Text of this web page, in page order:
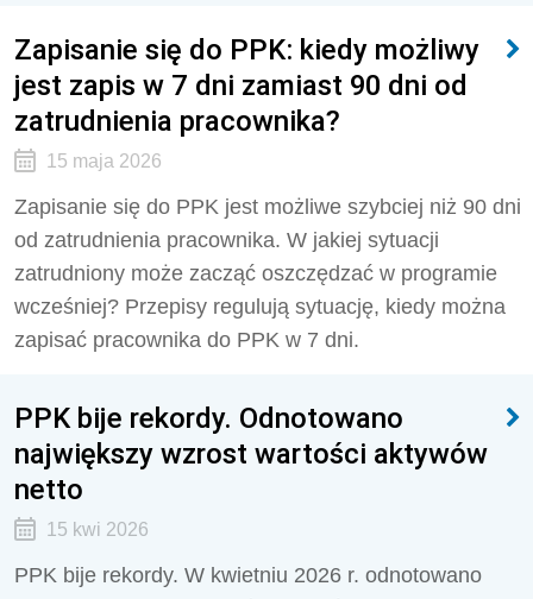
Zapisanie się do PPK: kiedy możliwy
jest zapis w 7 dni zamiast 90 dni od
zatrudnienia pracownika?
15 maja 2026
Zapisanie się do PPK jest możliwe szybciej niż 90 dni
od zatrudnienia pracownika. W jakiej sytuacji
zatrudniony może zacząć oszczędzać w programie
wcześniej? Przepisy regulują sytuację, kiedy można
zapisać pracownika do PPK w 7 dni.
PPK bije rekordy. Odnotowano
największy wzrost wartości aktywów
netto
15 kwi 2026
PPK bije rekordy. W kwietniu 2026 r. odnotowano